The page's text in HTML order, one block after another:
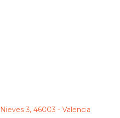
3, 46003 - Valencia